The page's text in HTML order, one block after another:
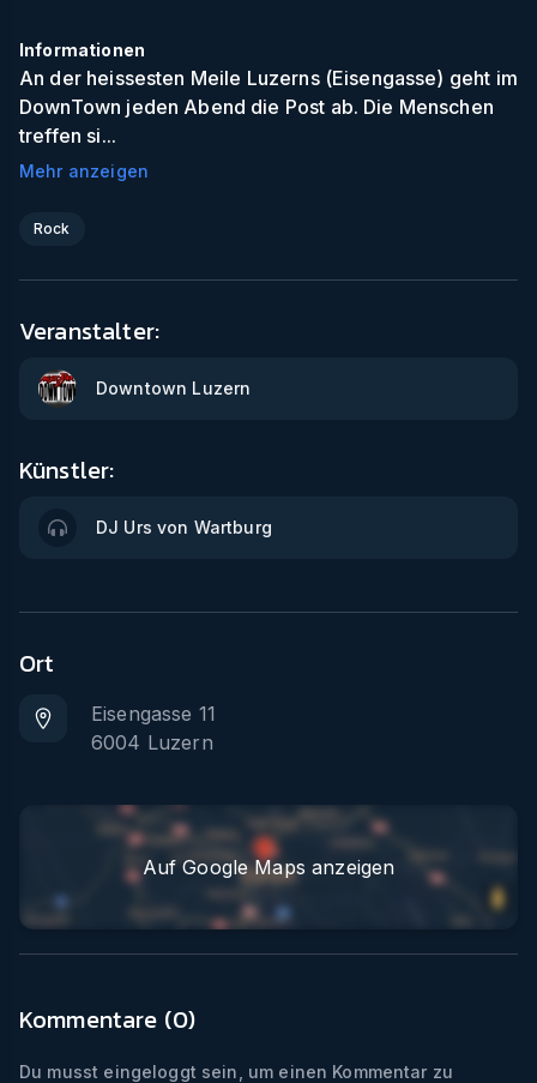
Informationen
An der heissesten Meile Luzerns (Eisengasse) geht im
DownTown jeden Abend die Post ab. Die Menschen
treffen si...
Mehr anzeigen
Rock
Veranstalter:
Downtown Luzern
Künstler:
DJ Urs von Wartburg
Ort
Eisengasse 11
6004 Luzern
Auf Google Maps anzeigen
Kommentare (0)
Du musst eingeloggt sein, um einen Kommentar zu